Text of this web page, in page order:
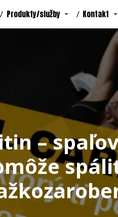
Produkty/služby Kontakt
–